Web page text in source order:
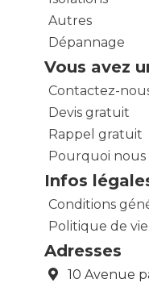
Autres
Dépannage
Vous avez
Contactez-
Devis gratuit
Rappel gratuit
Pourquoi nous
Infos
Conditions
Politique de
Adresses
10 Avenue